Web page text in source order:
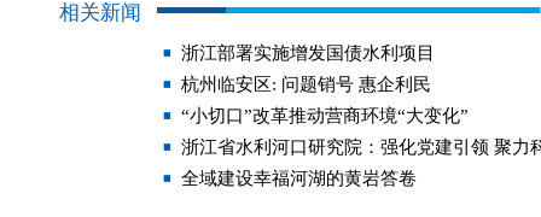
相关新闻
浙江部署实施增发国债水利项目
杭州临安区: 问题销号 惠企利民
“小切口”改革推动营商环境“大变化”
浙江省水利河口研究院：强化党建引领 聚力
全域建设幸福河湖的黄岩答卷